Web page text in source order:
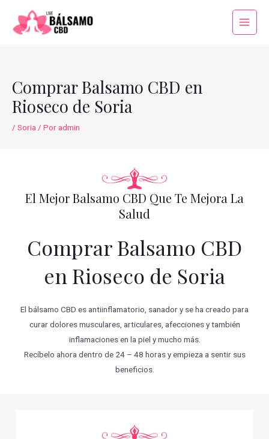
contenido
Main
Comprar Balsamo CBD en
Rioseco de Soria
/ Soria / Poradmin
El Mejor Balsamo CBD Que Te Mejora La
Salud
Comprar Balsamo CBD
en Rioseco de Soria
El bálsamo CBD es antiinflamatorio, sanador y se ha creado para
curar dolores musculares, articulares, afecciones y también
inflamaciones en la piel y mucho más.
Recíbelo ahora dentro de 24 – 48 horas y empieza a sentir sus
beneficios.